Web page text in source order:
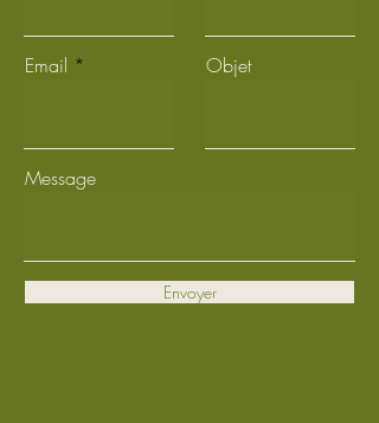
Email Objet
Message
Envoyer